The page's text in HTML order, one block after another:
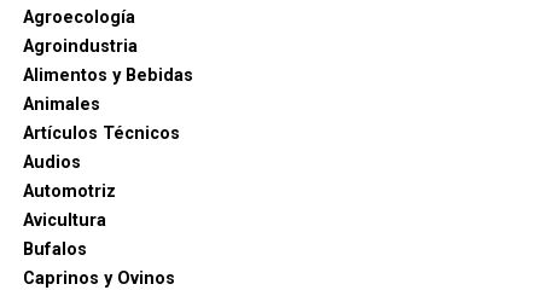
Agroecología
Agroindustria
Alimentos y Bebidas
Animales
Artículos Técnicos
Audios
Automotriz
Avicultura
Bufalos
Caprinos y Ovinos